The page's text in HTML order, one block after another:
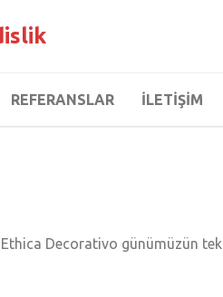
REFERANSLAR İLETİŞİM
Decorativo günümüzün